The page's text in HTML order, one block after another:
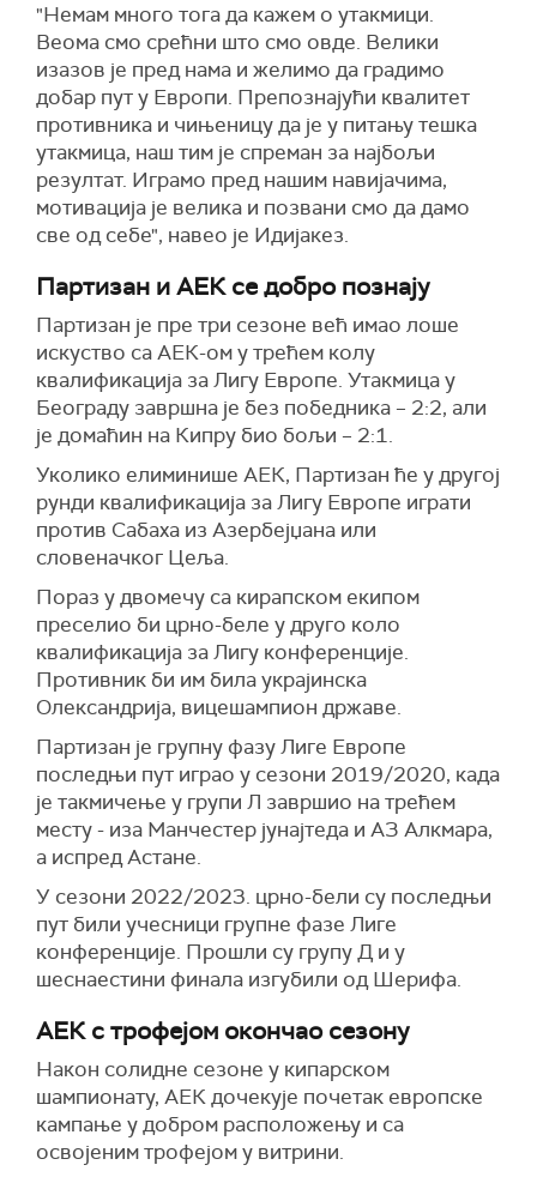
"Немам много тога да кажем о утакмици.
Веома смо срећни што смо овде. Велики
изазов је пред нама и желимо да градимо
добар пут у Европи. Препознајући квалитет
противника и чињеницу да је у питању тешка
утакмица, наш тим је спреман за најбољи
резултат. Играмо пред нашим навијачима,
мотивација је велика и позвани смо да дамо
све од себе", навео је Идијакез.
Партизан и АЕК се добро познају
Партизан је пре три сезоне већ имао лоше
искуство са АЕК-ом у трећем колу
квалификација за Лигу Европе. Утакмица у
Београду завршна је без победника – 2:2, али
је домаћин на Кипру био бољи – 2:1.
Уколико елиминише АЕК, Партизан ће у другој
рунди квалификација за Лигу Европе играти
против Сабаха из Азербејџанa или
словеначког Цеља.
Пораз у двомечу са кирапском екипом
преселио би црно-беле у друго коло
квалификација за Лигу конференције.
Противник би им била украјинска
Олександрија, вицешампион државе.
Партизан је групну фазу Лиге Европе
последњи пут играо у сезони 2019/2020, када
је такмичење у групи Л завршио на трећем
месту - иза Манчестер јунајтеда и АЗ Алкмара,
а испред Астане.
У сезони 2022/2023. црно-бели су последњи
пут били учесници групне фазе Лиге
конференције. Прошли су групу Д и у
шеснаестини финала изгубили од Шерифа.
АЕК с трофејом окончао сезону
Након солидне сезоне у кипарском
шампионату, АЕК дочекује почетак европске
кампање у добром расположењу и са
освојеним трофејом у витрини.